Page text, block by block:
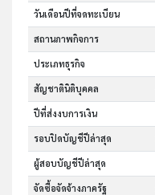
วันเดือนปีที่จดทะเบียน
สถานภาพกิจการ
ประเภทธุรกิจ
สัญชาตินิติบุคคล
ปีที่ส่งงบการเงิน
รอบปิดบัญชีปีล่าสุด
ผู้สอบบัญชีปีล่าสุด
จัดซื้อจัดจ้างภาครัฐ